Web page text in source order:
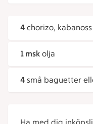
4 chorizo,
1 msk olja
4 små baguetter